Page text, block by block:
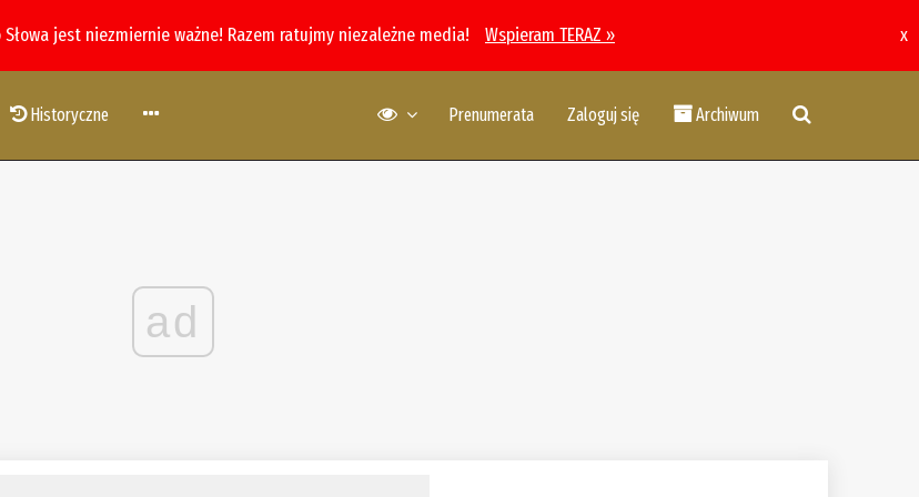
jest niezmiernie ważne! Razem ratujmy niezależne media! Wspieram TERAZ » x
Historyczne Prenumerata Zaloguj się Archiwum
ad